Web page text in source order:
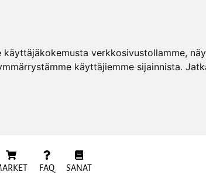
verkkosivustollamme,
käyttäjiemme sijainnista.
FAQ SANAT